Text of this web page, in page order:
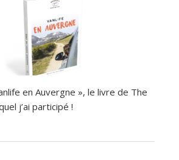
en Auvergne », le livre de The
j’ai participé !